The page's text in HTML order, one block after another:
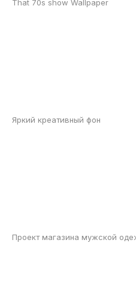
That 70s show Wallpaper
Яркий креативный фон
Проект магазина мужской